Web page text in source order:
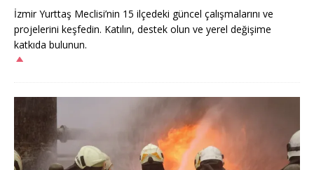
İzmir Yurttaş Meclisi’nin 15 ilçedeki güncel çalışmalarını ve
projelerini keşfedin. Katılın, destek olun ve yerel değişime
katkıda bulunun.